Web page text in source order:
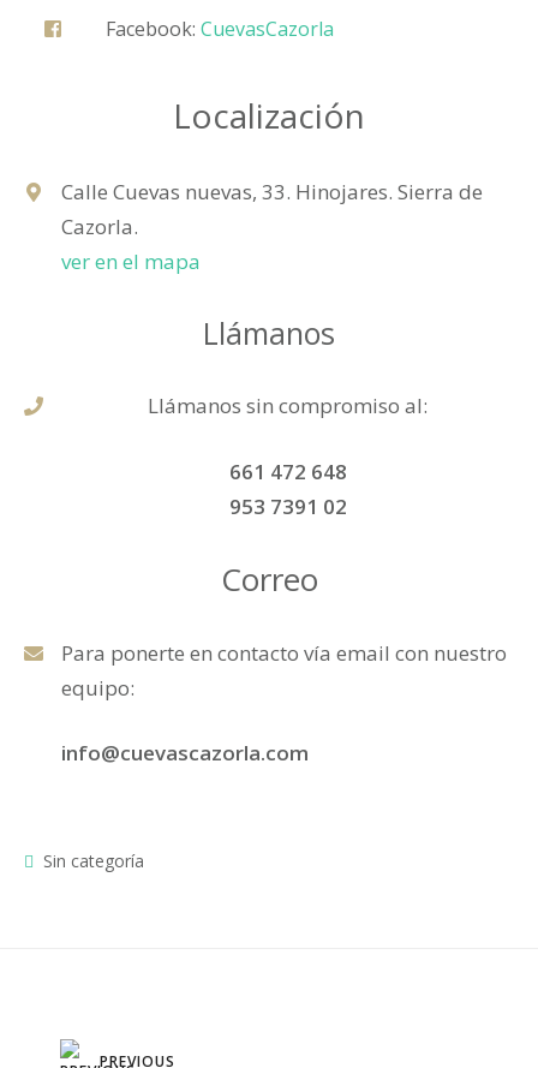
Facebook: CuevasCazorla
Localización
Calle Cuevas nuevas, 33. Hinojares. Sierra de
Cazorla.
ver en el mapa
Llámanos
Llámanos sin compromiso al:
661 472 648
953 7391 02
Correo
Para ponerte en contacto vía email con nuestro
equipo:
info@cuevascazorla.com
Sin categoría
PREVIOUS